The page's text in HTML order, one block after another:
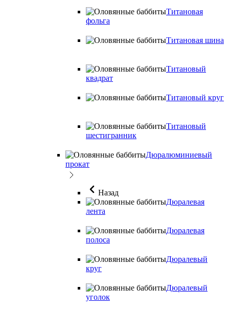
Титановая
фольга
Титановая шина
Титановый
квадрат
Титановый круг
Титановый
шестигранник
Дюралюминиевый
прокат
Назад
Дюралевая
лента
Дюралевая
полоса
Дюралевый
круг
Дюралевый
уголок